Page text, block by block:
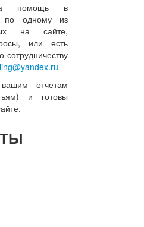
помощь в
по одному из
на сайте,
или есть
отчетам
и готовы